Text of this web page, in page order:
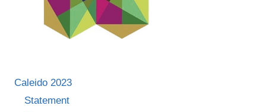
Caleido 2023
Statement